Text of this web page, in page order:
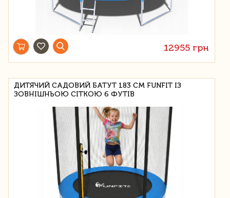
12955 грн
ДИТЯЧИЙ САДОВИЙ БАТУТ 183 СМ FUNFIT ІЗ
ЗОВНІШНЬОЮ СІТКОЮ 6 ФУТІВ